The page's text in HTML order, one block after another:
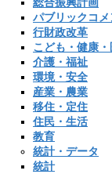
パブリックコメ
行財政改革
こども・健康
介護・福祉
環境・安全
産業・農業
移住・定住
住民・生活
教育
統計・データ
統計